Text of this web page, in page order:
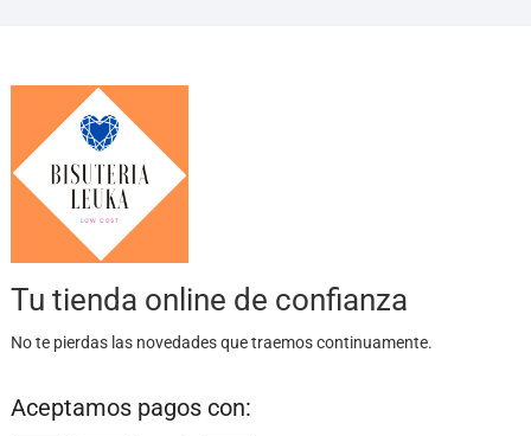
Tu tienda online de confianza
No te pierdas las novedades que traemos continuamente.
Aceptamos pagos con: